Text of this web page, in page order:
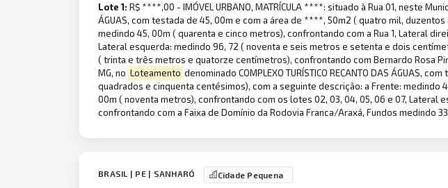
Lote 1:R$ ****,00 - IMÓVEL URBANO, MATRÍCULA ****: situado à Rua 01, neste
ÁGUAS, com testada de 45, 00m e com a área de ****, 50m2 ( quatro mil,
medindo 45, 00m ( quarenta e cinco metros), confrontando com a Rua 1, Lateral
Lateral esquerda: medindo 96, 72 ( noventa e seis metros e setenta e dois
( trinta e três metros e quatorze centímetros), confrontando com Bernardo Rosa
MG, no Loteamento denominado COMPLEXO TURÍSTICO RECANTO DAS
quadrados e cinquenta centésimos), com a seguinte descrição: a Frente: medindo
00m ( noventa metros), confrontando com os lotes 02, 03, 04, 05, 06 e 07,
confrontando com a Faixa de Domínio da Rodovia Franca/Araxá, Fundos
BRASIL | PE | SANHARÓ Cidade Pequena